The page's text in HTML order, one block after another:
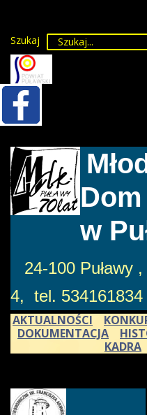
Szukaj
w
24-100 Puławy
4, tel. 534161834
AKTUALNOŚCI
DOKUMENTACJA
KADRA